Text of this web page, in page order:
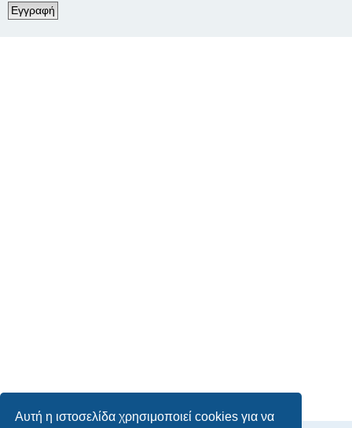
Αυτή η ιστοσελίδα χρησιμοποιεί cookies για να
Εγγραφή